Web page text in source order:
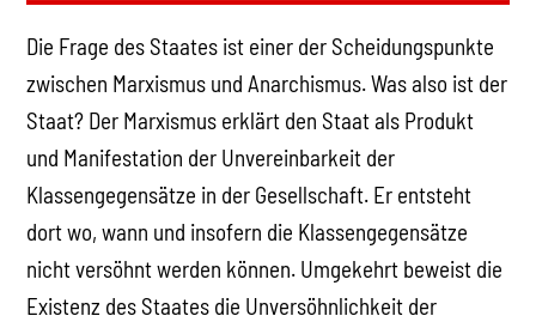
Die Frage des Staates ist einer der Scheidungspunkte
zwischen Marxismus und Anarchismus. Was also ist der
Staat? Der Marxismus erklärt den Staat als Produkt
und Manifestation der Unvereinbarkeit der
Klassengegensätze in der Gesellschaft. Er entsteht
dort wo, wann und insofern die Klassengegensätze
nicht versöhnt werden können. Umgekehrt beweist die
Existenz des Staates die Unversöhnlichkeit der